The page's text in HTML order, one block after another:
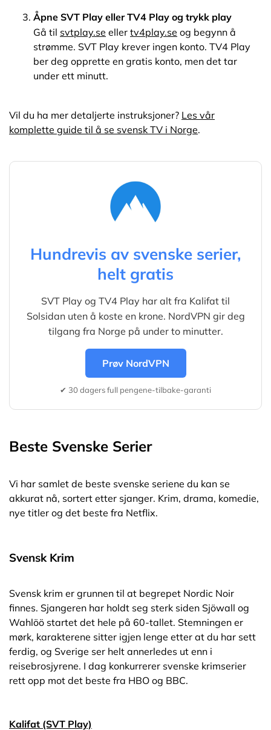
Åpne SVT Play eller TV4 Play og trykk play
Gå til svtplay.se eller tv4play.se og begynn å
strømme. SVT Play krever ingen konto. TV4 Play
ber deg opprette en gratis konto, men det tar
under ett minutt.
Vil du ha mer detaljerte instruksjoner? Les vår
komplette guide til å se svensk TV i Norge.
Hundrevis av svenske serier,
helt gratis
SVT Play og TV4 Play har alt fra Kalifat til
Solsidan uten å koste en krone. NordVPN gir deg
tilgang fra Norge på under to minutter.
Prøv NordVPN
✔ 30 dagers full pengene-tilbake-garanti
Beste Svenske Serier
Vi har samlet de beste svenske seriene du kan se
akkurat nå, sortert etter sjanger. Krim, drama, komedie,
nye titler og det beste fra Netflix.
Svensk Krim
Svensk krim er grunnen til at begrepet Nordic Noir
finnes. Sjangeren har holdt seg sterk siden Sjöwall og
Wahlöö startet det hele på 60-tallet. Stemningen er
mørk, karakterene sitter igjen lenge etter at du har sett
ferdig, og Sverige ser helt annerledes ut enn i
reisebrosjyrene. I dag konkurrerer svenske krimserier
rett opp mot det beste fra HBO og BBC.
Kalifat (SVT Play)